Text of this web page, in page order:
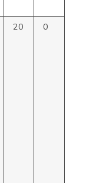
20 0